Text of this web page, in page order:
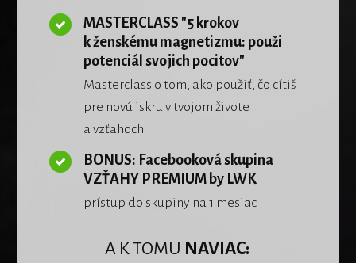
MASTERCLASS "5 krokov
k ženskému magnetizmu: použi
potenciál svojich pocitov"
Masterclass o tom, ako použiť, čo cítiš
pre novú iskru v tvojom živote
a vzťahoch
BONUS: Facebooková skupina
VZŤAHY PREMIUM by LWK
prístup do skupiny na 1 mesiac
A K TOMU NAVIAC: